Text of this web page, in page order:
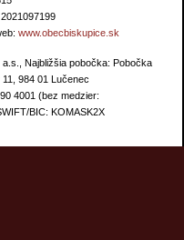
www.obecbiskupice.sk
Najbližšia pobočka: Pobočka
984 01 Lučenec
4001 (bez medzier:
BIC: KOMASK2X